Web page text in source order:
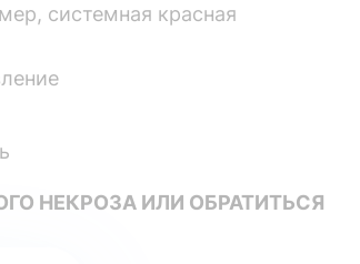
системная красная
НЕКРОЗА ИЛИ ОБРАТИТЬСЯ